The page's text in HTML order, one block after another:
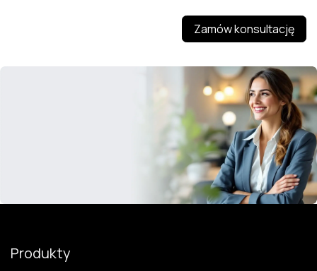
Zamów konsultację
Produkty